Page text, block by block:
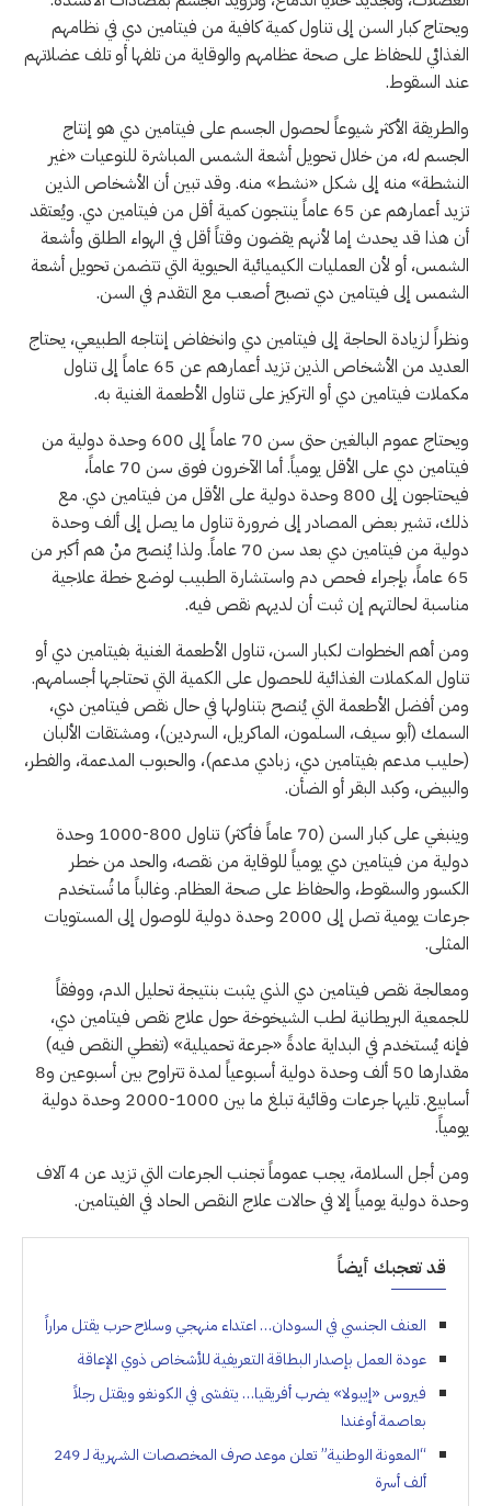
ويحتاج كبار السن إلى تناول كمية كافية من فيتامين دي في نظامهم
الغذائي للحفاظ على صحة عظامهم والوقاية من تلفها أو تلف عضلاتهم
عند السقوط.
والطريقة الأكثر شيوعاً لحصول الجسم على فيتامين دي هو إنتاج
الجسم له، من خلال تحويل أشعة الشمس المباشرة للنوعيات «غير
النشطة» منه إلى شكل «نشط» منه. وقد تبين أن الأشخاص الذين
تزيد أعمارهم عن 65 عاماً ينتجون كمية أقل من فيتامين دي. ويُعتقد
أن هذا قد يحدث إما لأنهم يقضون وقتاً أقل في الهواء الطلق وأشعة
الشمس، أو لأن العمليات الكيميائية الحيوية التي تتضمن تحويل أشعة
الشمس إلى فيتامين دي تصبح أصعب مع التقدم في السن.
ونظراً لزيادة الحاجة إلى فيتامين دي وانخفاض إنتاجه الطبيعي، يحتاج
العديد من الأشخاص الذين تزيد أعمارهم عن 65 عاماً إلى تناول
مكملات فيتامين دي أو التركيز على تناول الأطعمة الغنية به.
ويحتاج عموم البالغين حتى سن 70 عاماً إلى 600 وحدة دولية من
فيتامين دي على الأقل يومياً. أما الآخرون فوق سن 70 عاماً،
فيحتاجون إلى 800 وحدة دولية على الأقل من فيتامين دي. مع
ذلك، تشير بعض المصادر إلى ضرورة تناول ما يصل إلى ألف وحدة
دولية من فيتامين دي بعد سن 70 عاماً. ولذا يُنصح منْ هم أكبر من
65 عاماً، بإجراء فحص دم واستشارة الطبيب لوضع خطة علاجية
مناسبة لحالتهم إن ثبت أن لديهم نقص فيه.
ومن أهم الخطوات لكبار السن، تناول الأطعمة الغنية بفيتامين دي أو
تناول المكملات الغذائية للحصول على الكمية التي تحتاجها أجسامهم.
ومن أفضل الأطعمة التي يُنصح بتناولها في حال نقص فيتامين دي،
السمك (أبو سيف، السلمون، الماكريل، السردين)، ومشتقات الألبان
(حليب مدعم بفيتامين دي، زبادي مدعم)، والحبوب المدعمة، والفطر،
والبيض، وكبد البقر أو الضأن.
وينبغي على كبار السن (70 عاماً فأكثر) تناول 800-1000 وحدة
دولية من فيتامين دي يومياً للوقاية من نقصه، والحد من خطر
الكسور والسقوط، والحفاظ على صحة العظام. وغالباً ما تُستخدم
جرعات يومية تصل إلى 2000 وحدة دولية للوصول إلى المستويات
المثلى.
ومعالجة نقص فيتامين دي الذي يثبت بنتيجة تحليل الدم، ووفقاً
للجمعية البريطانية لطب الشيخوخة حول علاج نقص فيتامين دي،
فإنه يُستخدم في البداية عادةً «جرعة تحميلية» (تغطي النقص فيه)
مقدارها 50 ألف وحدة دولية أسبوعياً لمدة تتراوح بين أسبوعين و8
أسابيع. تليها جرعات وقائية تبلغ ما بين 1000-2000 وحدة دولية
يومياً.
ومن أجل السلامة، يجب عموماً تجنب الجرعات التي تزيد عن 4 آلاف
وحدة دولية يومياً إلا في حالات علاج النقص الحاد في الفيتامين.
قد تعجبك أيضاً
العنف الجنسي في السودان… اعتداء منهجي وسلاح حرب يقتل مراراً
عودة العمل بإصدار البطاقة التعريفية للأشخاص ذوي الإعاقة
فيروس «إيبولا» يضرب أفريقيا… يتفشى في الكونغو ويقتل رجلاً
بعاصمة أوغندا
“المعونة الوطنية” تعلن موعد صرف المخصصات الشهرية لـ 249
ألف أسرة